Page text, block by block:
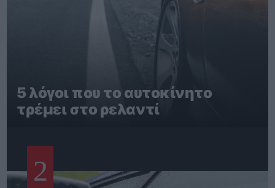
5 λόγοι που το αυτοκίνητο
τρέμει στο ρελαντί
2